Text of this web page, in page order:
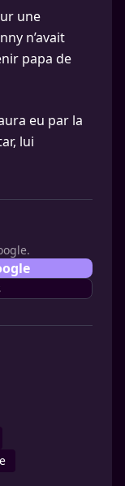
une
n’avait
papa de
eu par la
lui